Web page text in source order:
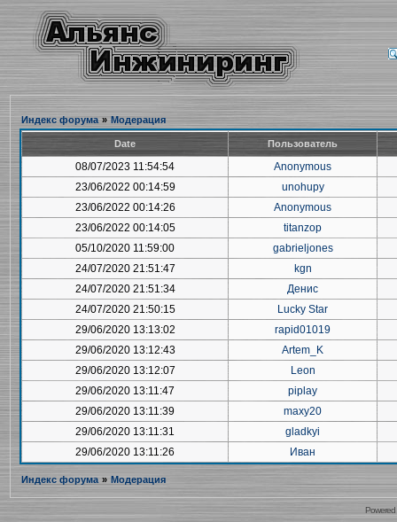
Индекс форума » Модерация
Date Пользователь
08/07/2023 11:54:54
Anonymous
23/06/2022 00:14:59
unohupy
23/06/2022 00:14:26
Anonymous
23/06/2022 00:14:05
titanzop
05/10/2020 11:59:00
gabrieljones
24/07/2020 21:51:47
kgn
24/07/2020 21:51:34
Денис
24/07/2020 21:50:15
Lucky Star
29/06/2020 13:13:02
rapid01019
29/06/2020 13:12:43
Artem_K
29/06/2020 13:12:07
Leon
29/06/2020 13:11:47
piplay
29/06/2020 13:11:39
maxy20
29/06/2020 13:11:31
gladkyi
29/06/2020 13:11:26
Иван
Индекс форума » Модерация